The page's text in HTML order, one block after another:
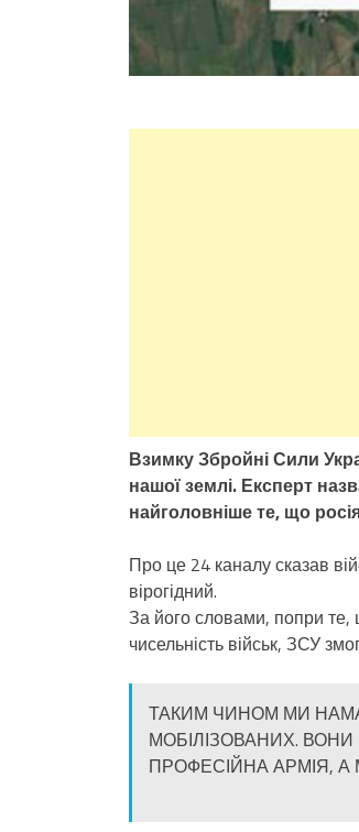
Взимку Збройні Сили
нашої землі. Експерт
найголовніше те, що
Про це 24 каналу сказав
вірогідний.
За його словами, попри те,
чисельність військ, ЗСУ
ТАКИМ ЧИНОМ МИ
МОБІЛІЗОВАНИХ.
ПРОФЕСІЙНА АРМІЯ, А